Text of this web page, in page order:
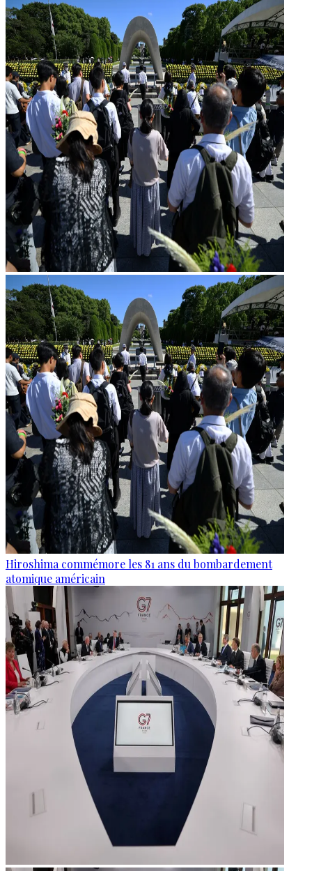
Hiroshima commémore les 81 ans du bombardement
atomique américain